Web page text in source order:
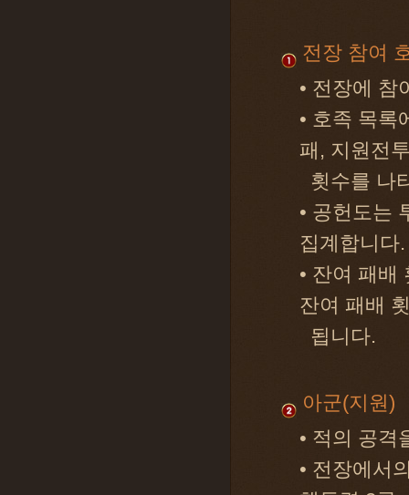
전장 참여
• 전장에 참
• 호족 목록
패, 지원전
횟수를 나
• 공헌도는
집계합니다.
• 잔여 패배
잔여 패배
됩니다.
아군(지원)
• 적의 공격
• 전장에서